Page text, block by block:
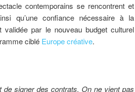
contemporains se rencontrent et
qu’une confiance nécessaire à la
par le nouveau budget culturel
ciblé Europe créative.
de signer des contrats. On ne vient pas